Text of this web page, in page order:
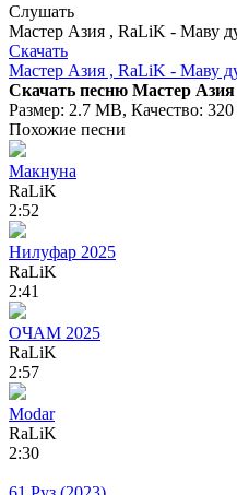
Слушать
Мастер Азия , RaLiK - Маву
Скачать
Мастер Азия , RaLiK - Маву
Скачать песню Мастер
Размер: 2.7 MB, Качество: 320
Похожие песни
Макнуна
RaLiK
2:52
Нилуфар 2025
RaLiK
2:41
ОЧАМ 2025
RaLiK
2:57
Modar
RaLiK
2:30